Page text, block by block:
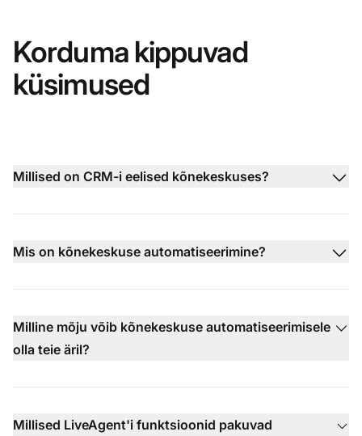
Korduma kippuvad
küsimused
Millised on CRM-i eelised kõnekeskuses?
Mis on kõnekeskuse automatiseerimine?
Milline mõju võib kõnekeskuse automatiseerimisele
olla teie äril?
Millised LiveAgent'i funktsioonid pakuvad